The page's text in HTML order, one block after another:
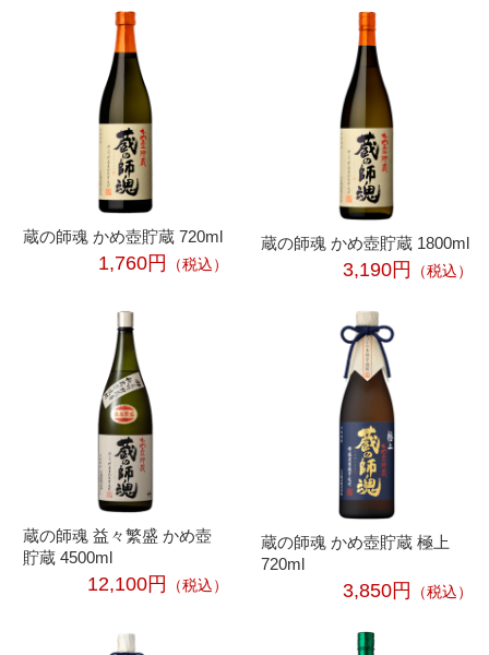
蔵の師魂 かめ壺貯蔵 720ml
1,760円 （税込）
蔵の師魂 かめ壺貯蔵 1800ml
3,190円 （税込）
蔵の師魂 益々繁盛 かめ壺
貯蔵 4500ml
12,100円 （税込）
蔵の師魂 かめ壺貯蔵 極上
720ml
3,850円 （税込）